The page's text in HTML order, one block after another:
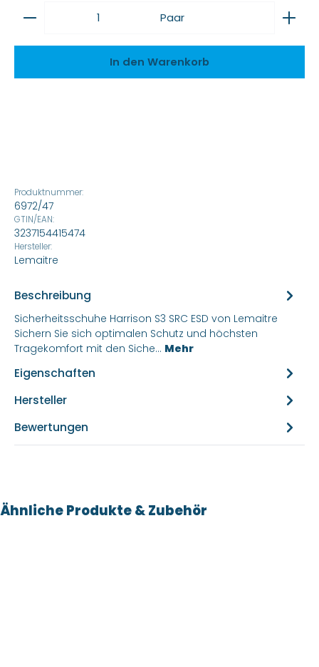
Produkt Anzahl: Gib den gewünschten Wert
Paar
In den Warenkorb
Produktnummer:
6972/47
GTIN/EAN:
3237154415474
Hersteller:
Lemaitre
Beschreibung
Sicherheitsschuhe Harrison S3 SRC ESD von Lemaitre
Sichern Sie sich optimalen Schutz und höchsten
Tragekomfort mit den Siche… Mehr
Eigenschaften
Hersteller
Bewertungen
Produktgalerie überspringen
Ähnliche Produkte & Zubehör